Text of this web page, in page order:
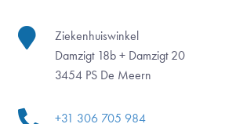

Ziekenhuiswinkel
Damzigt 18b + Damzigt 20
3454 PS De Meern
+31 306 705 984